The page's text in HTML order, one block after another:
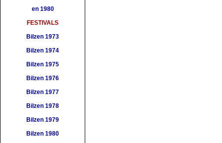
en 1980
FESTIVALS
Bilzen 1973
Bilzen 1974
Bilzen 1975
Bilzen 1976
Bilzen 1977
Bilzen 1978
Bilzen 1979
Bilzen 1980